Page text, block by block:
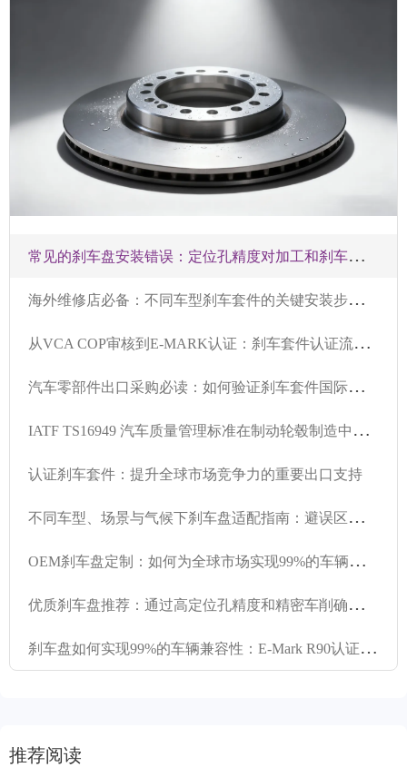
常
见的刹车盘安装错误：定位孔精度对加工和刹车安全性的影响
海
外维修店必备：不同车型刹车套件的关键安装步骤和检查清单
从
VCA COP审核到E-MARK认证：刹车套件认证流程综合指南
汽
车零部件出口采购必读：如何验证刹车套件国际认证证书的真伪
I
ATF TS16949 汽车质量管理标准在制动轮毂制造中的关键作用
认证刹车套件：提升全球市场竞争力的重要出口支持
不
同车型、场景与气候下刹车盘适配指南：避误区选最优
O
EM刹车盘定制：如何为全球市场实现99%的车辆兼容性
优
质刹车盘推荐：通过高定位孔精度和精密车削确保卓越性能
刹
车盘如何实现99%的车辆兼容性：E-Mark R90认证及精密设计详解
推荐阅读